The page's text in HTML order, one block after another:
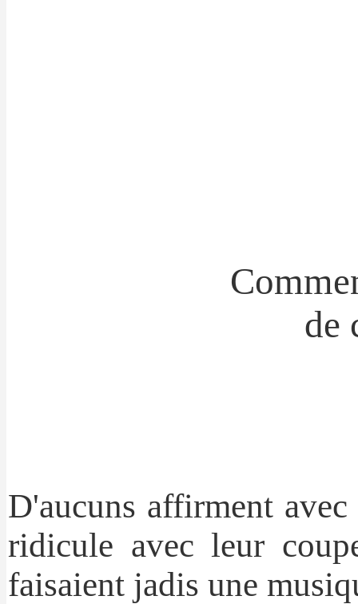
de
D'aucuns affirment
ridicule avec leur
faisaient jadis une